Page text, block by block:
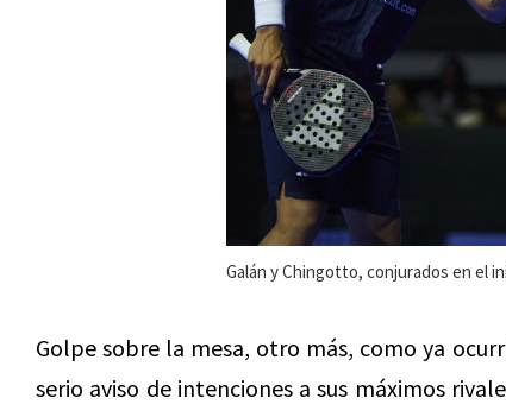
Galán y Chingotto, conjurados en el
Golpe sobre la mesa, otro más, como ya
serio aviso de intenciones a sus máximos